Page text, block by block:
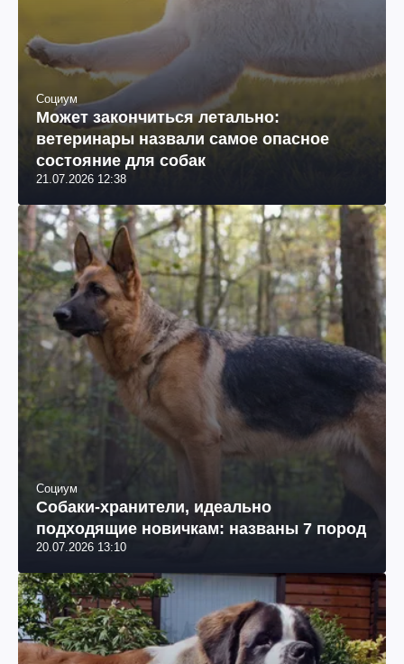
Социум
Может закончиться летально:
ветеринары назвали самое опасное
состояние для собак
21.07.2026 12:38
Социум
Собаки-хранители, идеально
подходящие новичкам: названы 7 пород
20.07.2026 13:10